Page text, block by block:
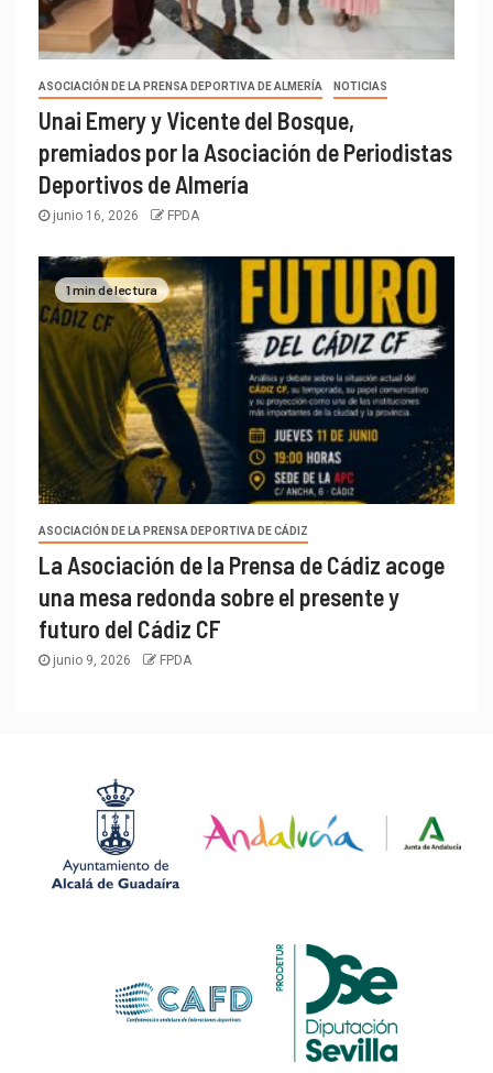
ASOCIACIÓN DE LA PRENSA DEPORTIVA DE ALMERÍA NOTICIAS
Unai Emery y Vicente del Bosque,
premiados por la Asociación de Periodistas
Deportivos de Almería
junio 16, 2026 FPDA
1 min de lectura
ASOCIACIÓN DE LA PRENSA DEPORTIVA DE CÁDIZ
La Asociación de la Prensa de Cádiz acoge
una mesa redonda sobre el presente y
futuro del Cádiz CF
junio 9, 2026 FPDA